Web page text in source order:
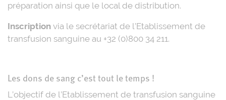
préparation ainsi que le local de distribution.
Inscription via le secrétariat de l’Etablissement de
transfusion sanguine au +32 (0)800 34 211.
Les dons de sang c’est tout le temps !
L’objectif de l’Etablissement de transfusion sanguine